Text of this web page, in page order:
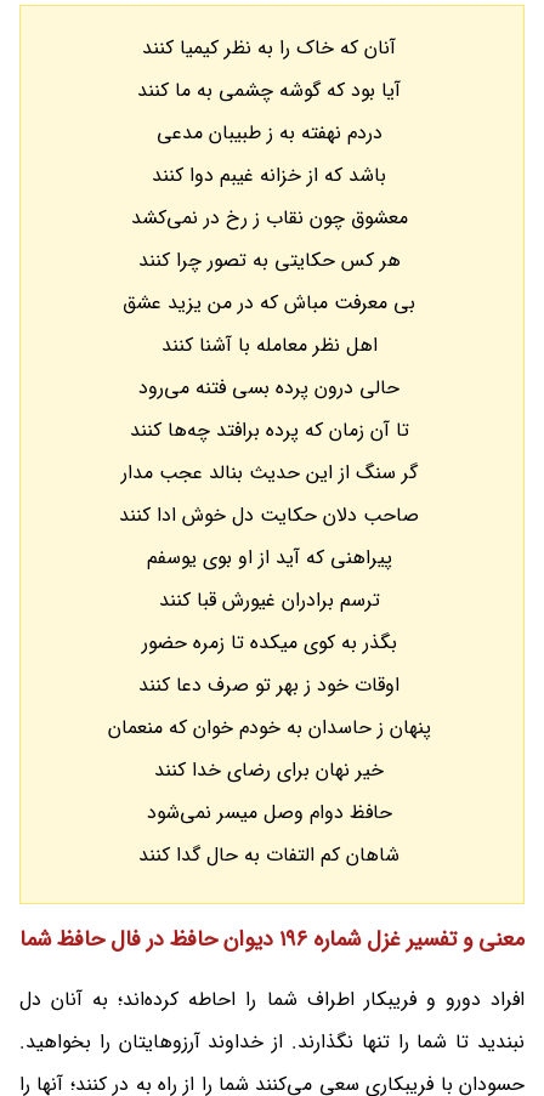
آنان که خاک را به نظر کیمیا کنند
آیا بود که گوشه چشمی به ما کنند
دردم نهفته به ز طبیبان مدعی
باشد که از خزانه غیبم دوا کنند
معشوق چون نقاب ز رخ در نمی‌کشد
هر کس حکایتی به تصور چرا کنند
بی معرفت مباش که در من یزید عشق
اهل نظر معامله با آشنا کنند
حالی درون پرده بسی فتنه می‌رود
تا آن زمان که پرده برافتد چه‌ها کنند
گر سنگ از این حدیث بنالد عجب مدار
صاحب دلان حکایت دل خوش ادا کنند
پیراهنی که آید از او بوی یوسفم
ترسم برادران غیورش قبا کنند
بگذر به کوی میکده تا زمره حضور
اوقات خود ز بهر تو صرف دعا کنند
پنهان ز حاسدان به خودم خوان که منعمان
خیر نهان برای رضای خدا کنند
حافظ دوام وصل میسر نمی‌شود
شاهان کم التفات به حال گدا کنند
معنی و تفسیر غزل شماره 196 دیوان حافظ در فال حافظ شما
افراد دورو و فریبکار اطراف شما را احاطه کرده‌اند؛ به آنان دل
نبندید تا شما را تنها نگذارند. از خداوند آرزوهایتان را بخواهید.
حسودان با فریبکاری سعی می‌کنند شما را از راه به در کنند؛ آنها را